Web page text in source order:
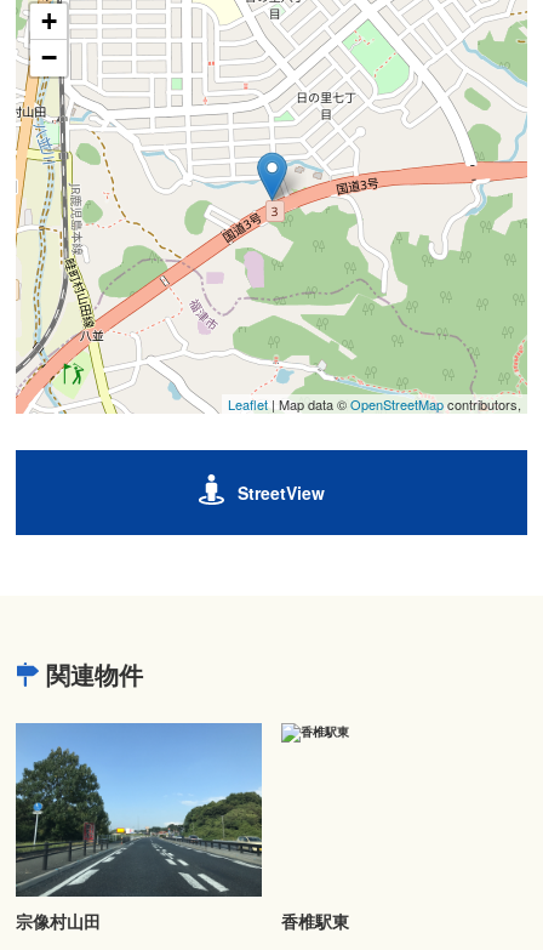
+
−
Leaflet| Map data ©OpenStreetMapcontributors,
StreetView
関連物件
宗像村山田 香椎駅東